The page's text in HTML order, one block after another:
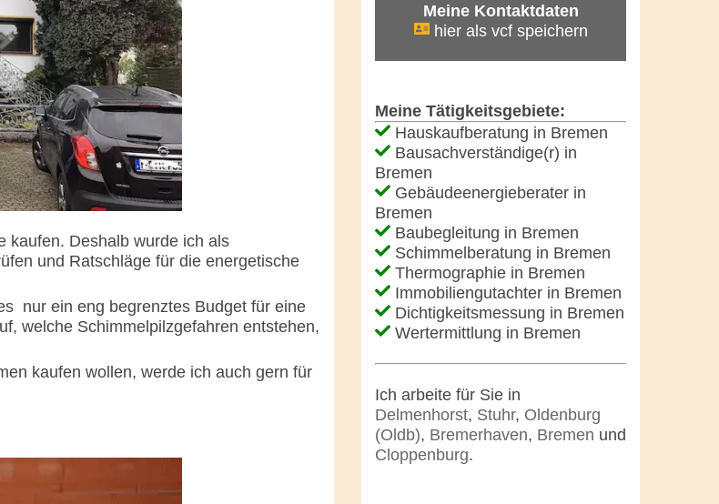
kaufen. Deshalb wurde ich als
und Ratschläge für die energetische
nur ein eng begrenztes Budget für eine
welche Schimmelpilzgefahren entstehen,
kaufen wollen, werde ich auch gern für
Meine Kontaktdaten
hier als vcf speichern
Meine Tätigkeitsgebiete:
Hauskaufberatung in Bremen
Bausachverständige(r) in
Bremen
Gebäudeenergieberater in
Bremen
Baubegleitung in Bremen
Schimmelberatung in Bremen
Thermographie in Bremen
Immobiliengutachter in Bremen
Dichtigkeitsmessung in Bremen
Wertermittlung in Bremen
Ich arbeite für Sie in
Delmenhorst, Stuhr, Oldenburg
(Oldb), Bremerhaven, Bremen und
Cloppenburg.